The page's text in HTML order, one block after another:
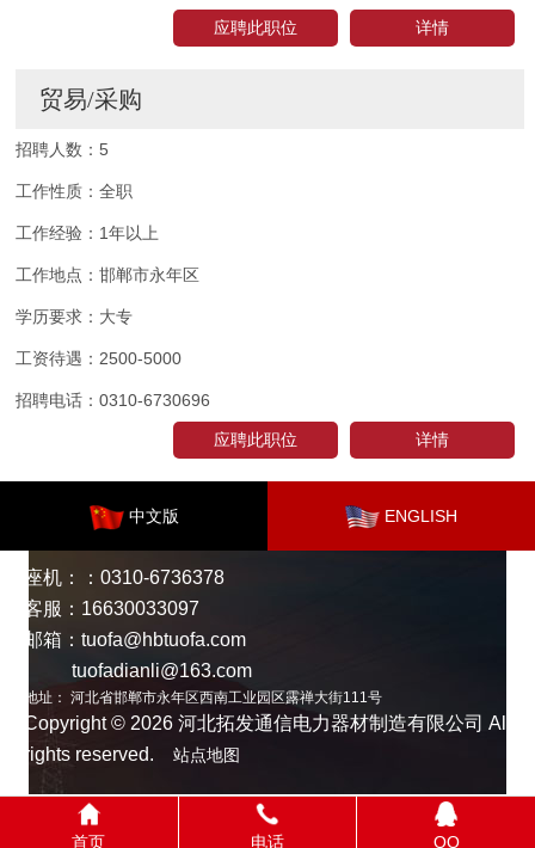
详情
应聘此职位
贸易/采购
招聘人数：5
工作性质：全职
工作经验： 1年以上
工作地点：邯郸市永年区
学历要求： 大专
工资待遇：2500-5000
招聘电话：0310-6730696
详情
应聘此职位
中文版 ENGLISH
座机：：0310-6736378
客服：16630033097
邮箱：tuofa@hbtuofa.com
tuofadianli@163.com
地址： 河北省邯郸市永年区西南工业园区露禅大街111号
Copyright © 2026 河北拓发通信电力器材制造有限公司 All
rights reserved.
站点地图
首页 电话 QQ